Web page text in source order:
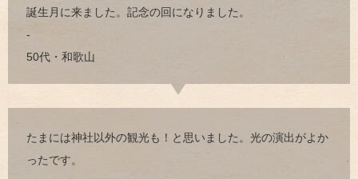
誕生月に来ました。記念の回になりました。
-
50代・和歌山
たまには神社以外の観光も！と思いました。光の演出がよか
ったです。